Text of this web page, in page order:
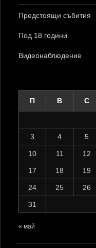
Предстоящи събития
Под 18 години
Видеонаблюдение
П В С
3 4 5
10 11 12
17 18 19
24 25 26
31
« май